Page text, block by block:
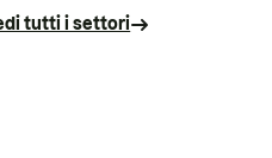
tutti i settori